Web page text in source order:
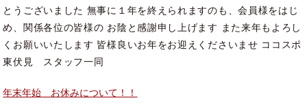
とうございました 無事に１年を終えられますのも、会員様をはじ
め、関係各位の皆様の お陰と感謝申し上げます また来年もよろし
くお願いいたします 皆様良いお年をお迎えくださいませ ココスポ
東伏見 スタッフ一同
年末年始 お休みについて！！